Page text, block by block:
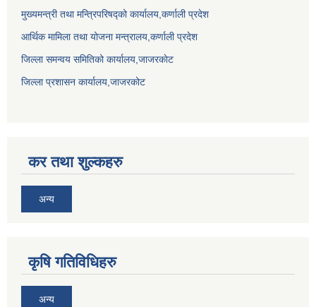
मुख्यमन्त्री तथा मन्त्रिपरिषद्को कार्यालय,कर्णाली प्रदेश
आर्थिक मामिला तथा योजना मन्त्रालय,कर्णाली प्रदेश
जिल्ला समन्वय समितिको कार्यालय,जाजरकाेट
जिल्ला प्रशासन कार्यालय,जाजरकोट
कर तथा शुल्कहरु
अन्य
कृषि गतिविधिहरु
अन्य